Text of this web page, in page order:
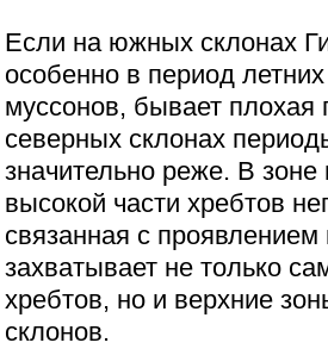
Если на южных склонах
особенно в период
муссонов, бывает плохая
северных склонах
значительно реже. В зоне
высокой части хребтов
связанная с проявлением
захватывает не только
хребтов, но и верхние
склонов.